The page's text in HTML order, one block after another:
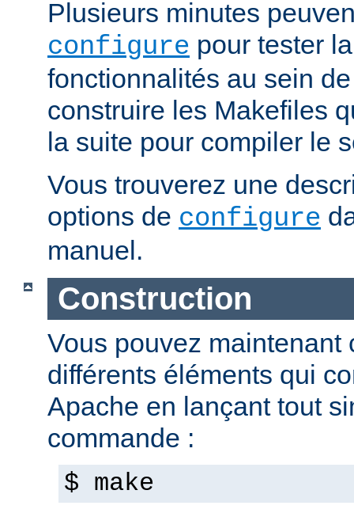
Plusieurs minutes
configure pour tester
fonctionnalités au sein
construire les Makefiles
la suite pour compiler le
Vous trouverez une
options de configure
manuel.
Construction
Vous pouvez maintenant
différents éléments qui
Apache en lançant tout
commande :
$ make